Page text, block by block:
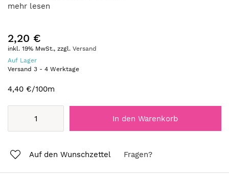
mehr lesen
2,20 €
inkl. 19% MwSt., zzgl. Versand
Auf Lager
Versand 3 - 4 Werktage
4,40 €/100m
In den Warenkorb
Auf den Wunschzettel Fragen?